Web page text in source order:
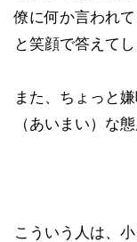
僚に何か言われ
と笑顔で答えてし
また、ちょっと
（あいまい）な
こういう人は、